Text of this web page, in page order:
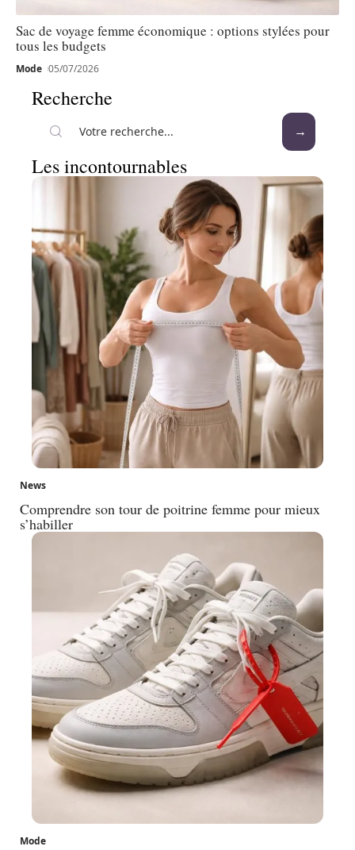
Sac de voyage femme économique : options stylées pour
tous les budgets
Mode 05/07/2026
Recherche
Les incontournables
News
Comprendre son tour de poitrine femme pour mieux
s’habiller
Mode